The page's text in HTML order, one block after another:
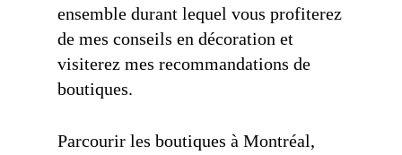
ensemble durant lequel vous profiterez
de mes conseils en décoration et
visiterez mes recommandations de
boutiques.
Parcourir les boutiques à Montréal,